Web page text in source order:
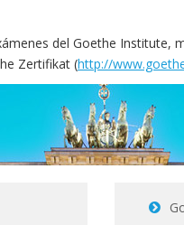
del Goethe Institute,
Zertifikat (http://